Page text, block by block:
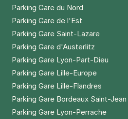
Parking Gare du Nord
Parking Gare de l'Est
Parking Gare Saint-Lazare
Parking Gare d'Austerlitz
Parking Gare Lyon-Part-Dieu
Parking Gare Lille-Europe
Parking Gare Lille-Flandres
Parking Gare Bordeaux Saint-Jean
Parking Gare Lyon-Perrache